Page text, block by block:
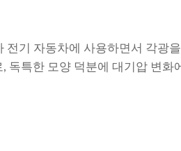
기 자동차에 사용하면서 각광
독특한 모양 덕분에 대기압 변화